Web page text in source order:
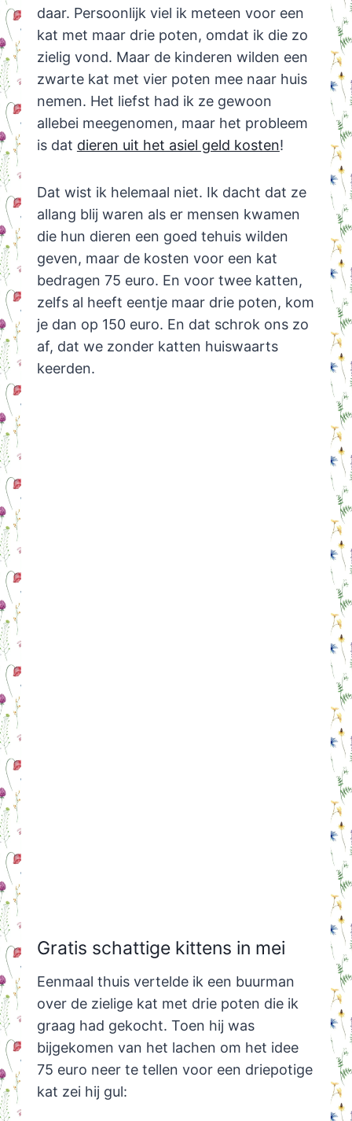
daar. Persoonlijk viel ik meteen voor een
kat met maar drie poten, omdat ik die zo
zielig vond. Maar de kinderen wilden een
zwarte kat met vier poten mee naar huis
nemen. Het liefst had ik ze gewoon
allebei meegenomen, maar het probleem
is dat dieren uit het asiel geld kosten!
Dat wist ik helemaal niet. Ik dacht dat ze
allang blij waren als er mensen kwamen
die hun dieren een goed tehuis wilden
geven, maar de kosten voor een kat
bedragen 75 euro. En voor twee katten,
zelfs al heeft eentje maar drie poten, kom
je dan op 150 euro. En dat schrok ons zo
af, dat we zonder katten huiswaarts
keerden.
Gratis schattige kittens in mei
Eenmaal thuis vertelde ik een buurman
over de zielige kat met drie poten die ik
graag had gekocht. Toen hij was
bijgekomen van het lachen om het idee
75 euro neer te tellen voor een driepotige
kat zei hij gul: